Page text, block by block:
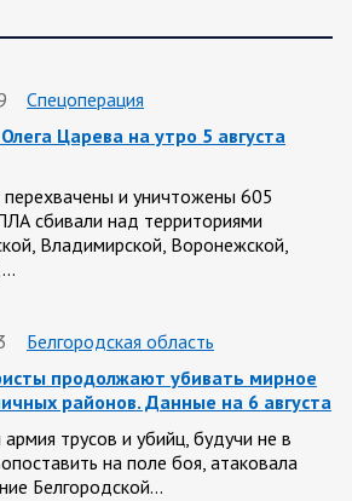
Спецоперация
Царева на утро 5 августа
и уничтожены 605
сбивали над территориями
Владимирской, Воронежской,
Белгородская область
продолжают убивать мирное
районов. Данные на 6 августа
трусов и убийц, будучи не в
на поле боя, атаковала
Белгородской…